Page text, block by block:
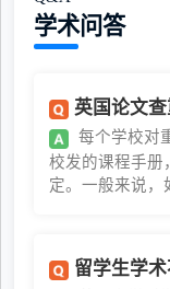
学术问答
英国论文
每个学校对
校发的课程手册
定。一般来说，
留学生学